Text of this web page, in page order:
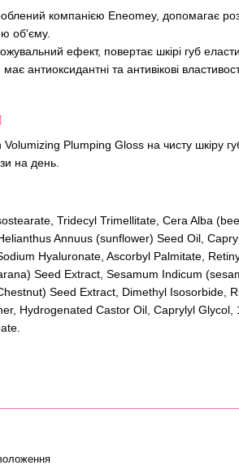
компанією Eneomey, допомагає
об'єму.
ефект, повертає шкірі губ
антиоксидантні та антивікові
Plumping Gloss на чисту шкіру
на день.
Tridecyl Trimellitate, Cera Alba
Annuus (sunflower) Seed Oil,
Hyaluronate, Ascorbyl Palmitate,
Seed Extract, Sesamum Indicum
Seed Extract, Dimethyl Isosorbide,
Hydrogenated Castor Oil, Caprylyl Glycol,